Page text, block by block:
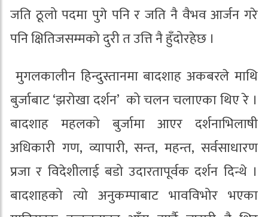
जति ठूलो पदमा पुगे पनि र जति नै वैभव आर्जन गरे
पनि क्षितिजसम्मको दुरी त उत्ति नै हुँदोरहेछ ।
मुगलकालीन हिन्दुस्तानमा बादशाह अकबरले माथि
बुर्जाबाट ‘झरोखा दर्शन’ को चलन चलाएका थिए रे ।
बादशाह महलको बुर्जामा आएर दर्शनाभिलाषी
अधिकारी गण, व्यापारी, सन्त, महन्त, सर्वसाधारण
प्रजा र विदेशीलाई बडो उदारतापूर्वक दर्शन दिन्थे ।
बादशाहको त्यो अनुकम्पाबाट भावविभोर भएका